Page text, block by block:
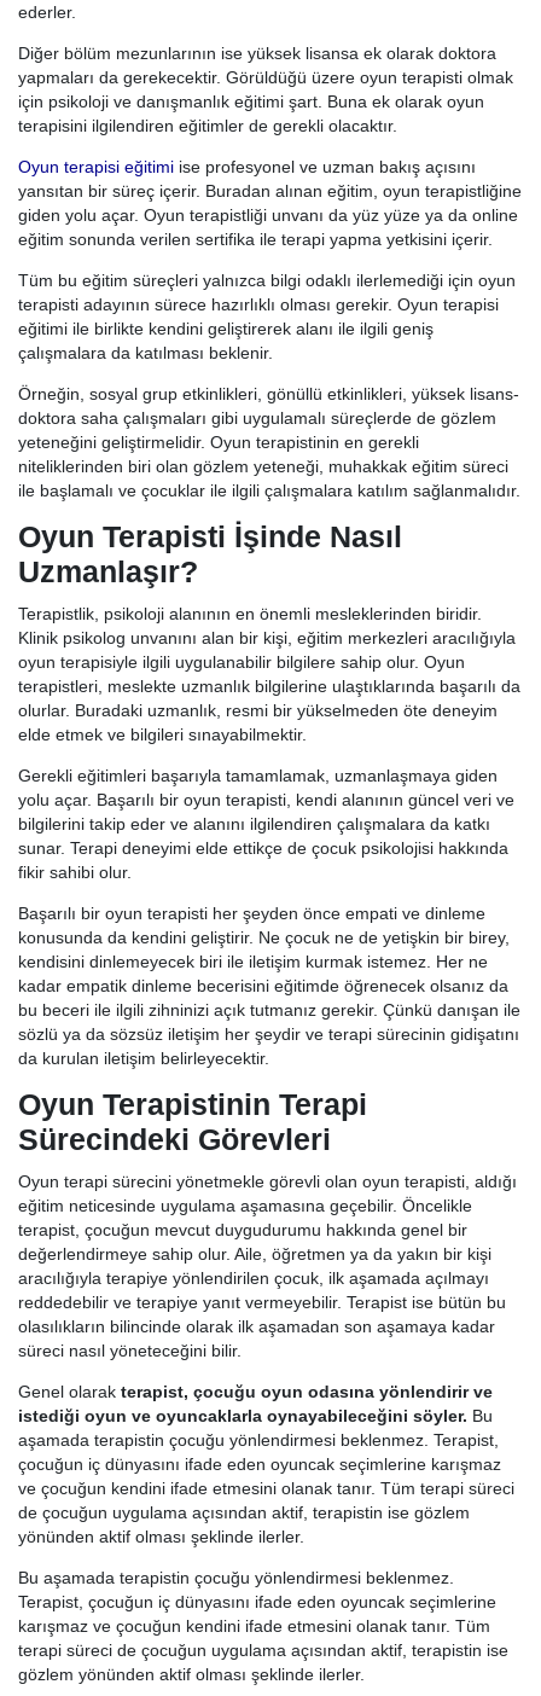
ederler.
Diğer bölüm mezunlarının ise yüksek lisansa ek olarak doktora
yapmaları da gerekecektir. Görüldüğü üzere oyun terapisti olmak
için psikoloji ve danışmanlık eğitimi şart. Buna ek olarak oyun
terapisini ilgilendiren eğitimler de gerekli olacaktır.
Oyun terapisi eğitimi ise profesyonel ve uzman bakış açısını
yansıtan bir süreç içerir. Buradan alınan eğitim, oyun terapistliğine
giden yolu açar. Oyun terapistliği unvanı da yüz yüze ya da online
eğitim sonunda verilen sertifika ile terapi yapma yetkisini içerir.
Tüm bu eğitim süreçleri yalnızca bilgi odaklı ilerlemediği için oyun
terapisti adayının sürece hazırlıklı olması gerekir. Oyun terapisi
eğitimi ile birlikte kendini geliştirerek alanı ile ilgili geniş
çalışmalara da katılması beklenir.
Örneğin, sosyal grup etkinlikleri, gönüllü etkinlikleri, yüksek lisans-
doktora saha çalışmaları gibi uygulamalı süreçlerde de gözlem
yeteneğini geliştirmelidir. Oyun terapistinin en gerekli
niteliklerinden biri olan gözlem yeteneği, muhakkak eğitim süreci
ile başlamalı ve çocuklar ile ilgili çalışmalara katılım sağlanmalıdır.
Oyun Terapisti İşinde Nasıl
Uzmanlaşır?
Terapistlik, psikoloji alanının en önemli mesleklerinden biridir.
Klinik psikolog unvanını alan bir kişi, eğitim merkezleri aracılığıyla
oyun terapisiyle ilgili uygulanabilir bilgilere sahip olur. Oyun
terapistleri, meslekte uzmanlık bilgilerine ulaştıklarında başarılı da
olurlar. Buradaki uzmanlık, resmi bir yükselmeden öte deneyim
elde etmek ve bilgileri sınayabilmektir.
Gerekli eğitimleri başarıyla tamamlamak, uzmanlaşmaya giden
yolu açar. Başarılı bir oyun terapisti, kendi alanının güncel veri ve
bilgilerini takip eder ve alanını ilgilendiren çalışmalara da katkı
sunar. Terapi deneyimi elde ettikçe de çocuk psikolojisi hakkında
fikir sahibi olur.
Başarılı bir oyun terapisti her şeyden önce empati ve dinleme
konusunda da kendini geliştirir. Ne çocuk ne de yetişkin bir birey,
kendisini dinlemeyecek biri ile iletişim kurmak istemez. Her ne
kadar empatik dinleme becerisini eğitimde öğrenecek olsanız da
bu beceri ile ilgili zihninizi açık tutmanız gerekir. Çünkü danışan ile
sözlü ya da sözsüz iletişim her şeydir ve terapi sürecinin gidişatını
da kurulan iletişim belirleyecektir.
Oyun Terapistinin Terapi
Sürecindeki Görevleri
Oyun terapi sürecini yönetmekle görevli olan oyun terapisti, aldığı
eğitim neticesinde uygulama aşamasına geçebilir. Öncelikle
terapist, çocuğun mevcut duygudurumu hakkında genel bir
değerlendirmeye sahip olur. Aile, öğretmen ya da yakın bir kişi
aracılığıyla terapiye yönlendirilen çocuk, ilk aşamada açılmayı
reddedebilir ve terapiye yanıt vermeyebilir. Terapist ise bütün bu
olasılıkların bilincinde olarak ilk aşamadan son aşamaya kadar
süreci nasıl yöneteceğini bilir.
Genel olarak terapist, çocuğu oyun odasına yönlendirir ve
istediği oyun ve oyuncaklarla oynayabileceğini söyler. Bu
aşamada terapistin çocuğu yönlendirmesi beklenmez. Terapist,
çocuğun iç dünyasını ifade eden oyuncak seçimlerine karışmaz
ve çocuğun kendini ifade etmesini olanak tanır. Tüm terapi süreci
de çocuğun uygulama açısından aktif, terapistin ise gözlem
yönünden aktif olması şeklinde ilerler.
Bu aşamada terapistin çocuğu yönlendirmesi beklenmez.
Terapist, çocuğun iç dünyasını ifade eden oyuncak seçimlerine
karışmaz ve çocuğun kendini ifade etmesini olanak tanır. Tüm
terapi süreci de çocuğun uygulama açısından aktif, terapistin ise
gözlem yönünden aktif olması şeklinde ilerler.